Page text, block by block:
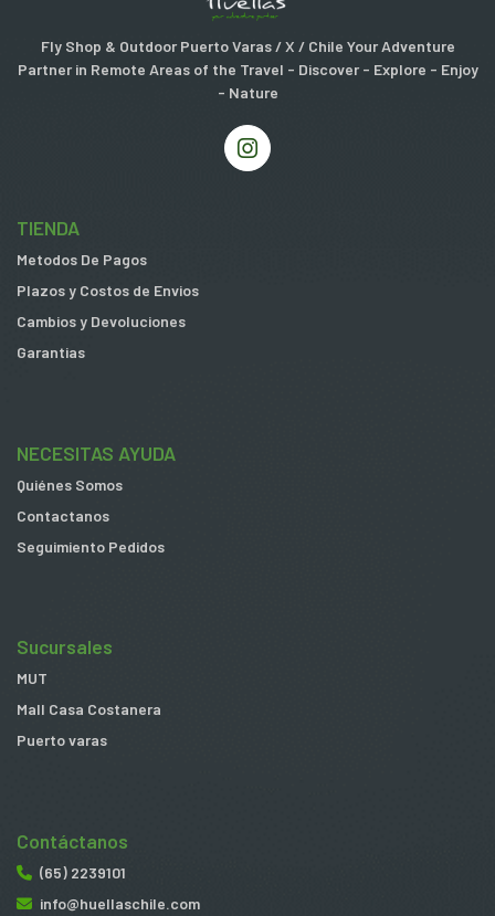
Fly Shop & Outdoor Puerto Varas / X / Chile Your Adventure
Partner in Remote Areas of the Travel - Discover - Explore - Enjoy
- Nature
TIENDA
Metodos De Pagos
Plazos y Costos de Envios
Cambios y Devoluciones
Garantias
NECESITAS AYUDA
Quiénes Somos
Contactanos
Seguimiento Pedidos
Sucursales
MUT
Mall Casa Costanera
Puerto varas
Contáctanos
(65) 2239101
info@huellaschile.com